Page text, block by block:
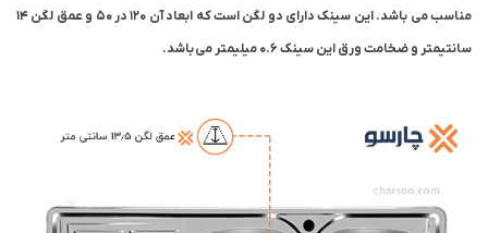
مناسب می باشد. این سینک دارای دو لگن است که ابعاد آن 120 در 50 و عمق لگن 14
سانتیمتر و ضخامت ورق این سینک 0.6 میلیمتر می باشد.